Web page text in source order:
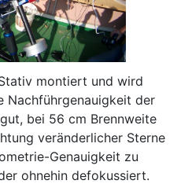
montiert und wird
Nachführgenauigkeit der
bei 56 cm Brennweite
veränderlicher Sterne
Genauigkeit zu
ohnehin defokussiert.